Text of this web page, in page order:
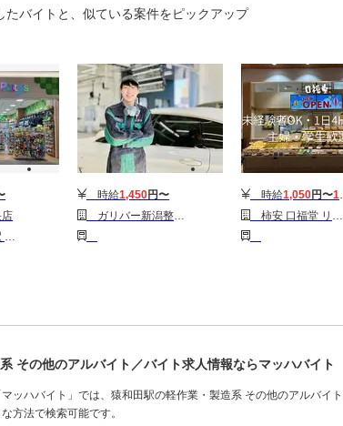
たバイトと、似ている案件をピックアップ
時給1,450円〜
ガリバー新潟整備工場（ｶｰｹｱ）/5RF0041M
時給1,050円〜1,100
柿安 口福堂 リバーサイド千秋店(フリーター)
その他のアルバイト／バイト求人情報ならマッハバイト
ッハバイト」では、猿和田駅の軽作業・製造系 その他のアルバイ
方法で検索可能です。